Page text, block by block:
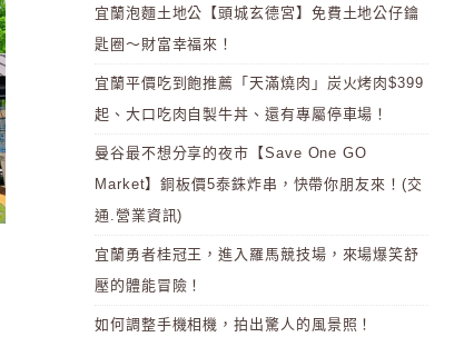
宜蘭泡麵土地公【頭城玄德宮】免費土地公仔鑰
匙圈～財富幸福來！
宜蘭平價吃到飽推薦「天滿燒肉」炭火烤肉$399
起、大口吃肉自製牛丼、還有專屬停車場！
曼谷最不想分享的夜市【Save One GO
Market】銅板價5泰銖炸串，快帶你朋友來！(交
通.營業資訊)
宜蘭勇者桂冠王，進入羅馬競技場，來場爆笑舒
壓的體能冒險！
如何調整手機相機，拍出驚人的風景照！